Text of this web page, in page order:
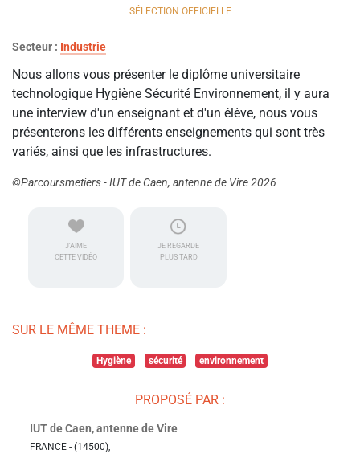
SÉLECTION OFFICIELLE
Secteur : Industrie
Nous allons vous présenter le diplôme universitaire
technologique Hygiène Sécurité Environnement, il y aura
une interview d'un enseignant et d'un élève, nous vous
présenterons les différents enseignements qui sont très
variés, ainsi que les infrastructures.
©Parcoursmetiers - IUT de Caen, antenne de Vire 2026
J'AIME
CETTE VIDÉO
JE REGARDE
PLUS TARD
SUR LE MÊME THEME :
Hygiène sécurité environnement
PROPOSÉ PAR :
IUT de Caen, antenne de Vire
FRANCE - (14500),